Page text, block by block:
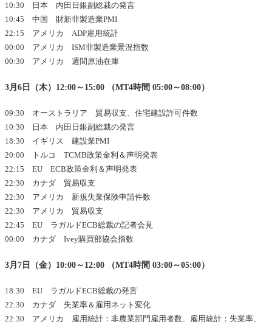
10:30 日本 内田日銀副総裁の発言
10:45 中国 財新非製造業PMI
22:15 アメリカ ADP雇用統計
00:00 アメリカ ISM非製造業景況指数
00:30 アメリカ 週間原油在庫
3月6日（木）12:00～15:00 （MT4時間 05:00～08:00）
09:30 オーストラリア 貿易収支、住宅建設許可件数
10:30 日本 内田日銀副総裁の発言
18:30 イギリス 建設業PMI
20:00 トルコ TCMB政策金利＆声明発表
22:15 EU ECB政策金利＆声明発表
22:30 カナダ 貿易収支
22:30 アメリカ 新規失業保険申請件数
22:30 アメリカ 貿易収支
22:45 EU ラガルドECB総裁の記者会見
00:00 カナダ Ivey購買部協会指数
3月7日（金）10:00～12:00 （MT4時間 03:00～05:00）
18:30 EU ラガルドECB総裁の発言
22:30 カナダ 失業率＆雇用ネット変化
22:30 アメリカ 雇用統計：非農業部門雇用者数、雇用統計：失業率、